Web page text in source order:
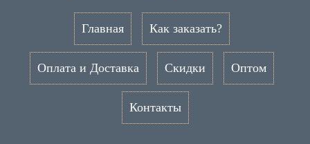
Главная Как заказать?
Оплата и Доставка Скидки Оптом
Контакты